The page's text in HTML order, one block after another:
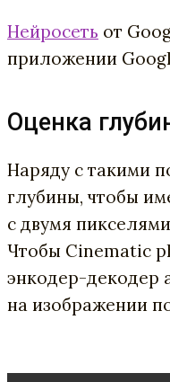
Нейросеть от
приложении
Оценка
Наряду с такими
глубины, чтобы
с двумя
Чтобы Cinematic
энкодер-декодер
на изображении